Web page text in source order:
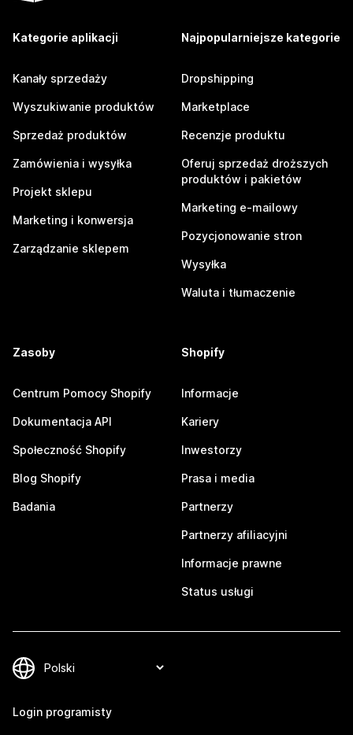
Kategorie aplikacji
Kanały sprzedaży
Wyszukiwanie produktów
Sprzedaż produktów
Zamówienia i wysyłka
Projekt sklepu
Marketing i konwersja
Zarządzanie sklepem
Najpopularniejsze kategorie
Dropshipping
Marketplace
Recenzje produktu
Oferuj sprzedaż droższych
produktów i pakietów
Marketing e-mailowy
Pozycjonowanie stron
Wysyłka
Waluta i tłumaczenie
Zasoby
Centrum Pomocy Shopify
Dokumentacja API
Społeczność Shopify
Blog Shopify
Badania
Shopify
Informacje
Kariery
Inwestorzy
Prasa i media
Partnerzy
Partnerzy afiliacyjni
Informacje prawne
Status usługi
Login programisty